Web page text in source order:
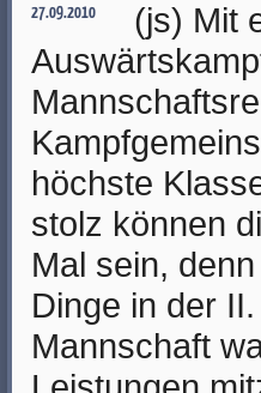
27.09.2010
(js) Mit
höchste
stolz können
Mal sein,
Dinge in der
Mannschaft